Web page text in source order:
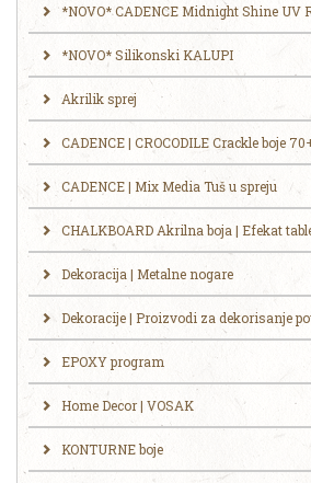
*NOVO* CADENCE Midnight Shine UV
*NOVO* Silikonski KALUPI
Akrilik sprej
CADENCE | CROCODILE Crackle boje
CADENCE | Mix Media Tuš u spreju
CHALKBOARD Akrilna boja | Efekat
Dekoracija | Metalne nogare
Dekoracije | Proizvodi za dekorisanje
EPOXY program
Home Decor | VOSAK
KONTURNE boje